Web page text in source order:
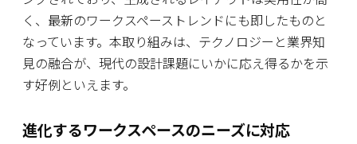
く、最新のワークスペーストレンドにも即したものと
なっています。本取り組みは、テクノロジーと業界知
見の融合が、現代の設計課題にいかに応え得るかを示
す好例といえます。
進化するワークスペースのニーズに対応